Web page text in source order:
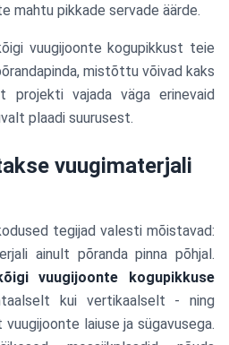
mahtu pikkade servade äärde.
vuugijoonte kogupikkust teie
mistõttu võivad kaks
projekti vajada väga erinevaid
plaadi suurusest.
vuugimaterjali
tegijad valesti mõistavad:
ainult põranda pinna põhjal.
vuugijoonte kogupikkuse
kui vertikaalselt - ning
laiuse ja sügavusega.